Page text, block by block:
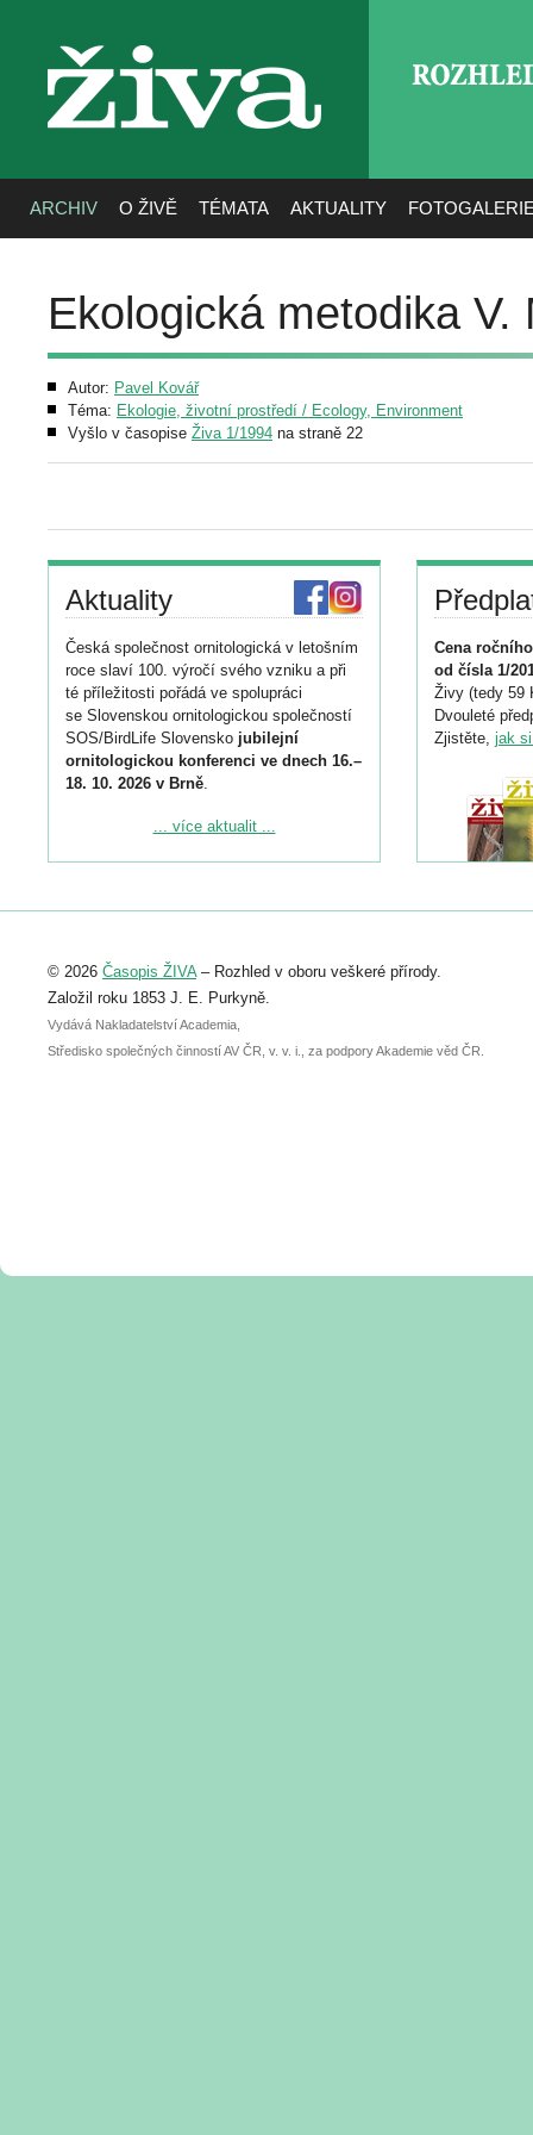
živa
ARCHIV O ŽIVĚ TÉMATA AKTUALITY
Ekologická metodika
Autor: Pavel Kovář
Téma: Ekologie, životní prostředí / Ecology, Environment
Vyšlo v časopise Živa 1/1994 na straně 22
Aktuality
Česká společnost ornitologická v letošním
roce slaví 100. výročí svého vzniku a při
té příležitosti pořádá ve spolupráci
se Slovenskou ornitologickou společností
SOS/BirdLife Slovensko jubilejní
ornitologickou konferenci ve dnech 16.–
18. 10. 2026 v Brně.
Podrobnější informace ke konferenci
Registrovat se můžete do 6. září.
abstraktu přihlášené přednášky nebo
posteru je už 30. června.
... více aktualit ...
Cena
od čísla 1/
Živy (tedy 59
Dvouleté
Zjistěte, jak
© 2026 Časopis ŽIVA– Rozhled v oboru veškeré přírody.
Založil roku 1853 J. E. Purkyně.
Vydává Nakladatelství Academia,
Středisko společných činností AV ČR, v. v. i., za podpory Akademie věd ČR.